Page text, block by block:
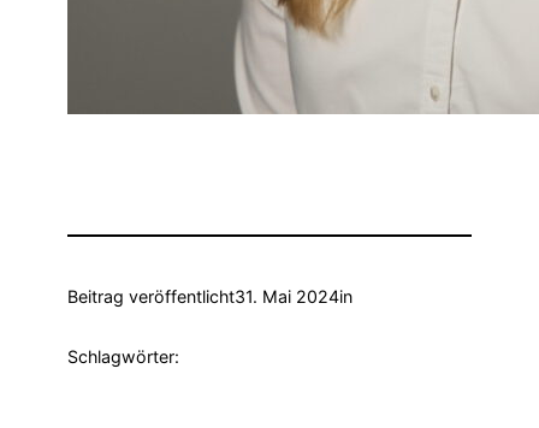
Beitrag veröffentlicht31. Mai 2024in
Schlagwörter: